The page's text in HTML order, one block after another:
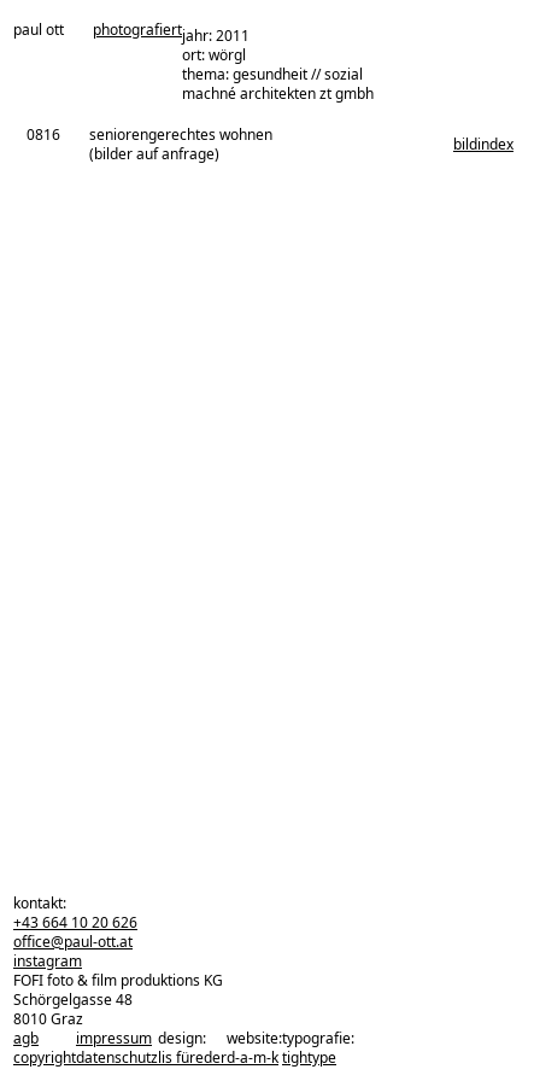
paul ott photografiertjahr: 2011
ort: wörgl
thema: gesundheit // sozial
architekturbüro:
machné architekten zt gmbh
0816
seniorengerechtes wohnen
(bilder auf anfrage)
bildindex
zurück zu den projekten
kontakt:
+43 664 10 20 626
office@paul-ott.at
instagram
FOFI foto & film produktions KG
Schörgelgasse 48
8010 Graz
agb
copyright
impressum
datenschutz
design:
lis füreder
website:
d-a-m-k
typografie:
tightype